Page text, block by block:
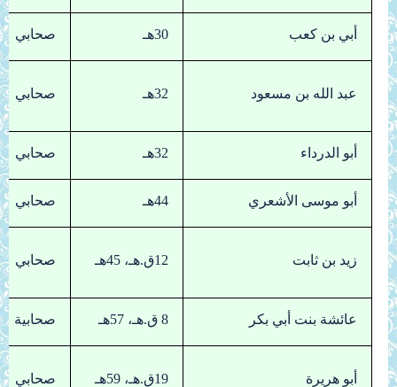
أبي بن كعب 30هـ صحابي
عبد الله بن مسعود 32هـ صحابي
أبو الدرداء 32هـ صحابي
أبو موسى الأشعري 44هـ صحابي
زيد بن ثابت 12ق.هـ، 45هـ صحابي
عائشة بنت أبي بكر 8 ق.هـ، 57هـ صحابية
أبو هريرة 19ق.هـ، 59هـ صحابي